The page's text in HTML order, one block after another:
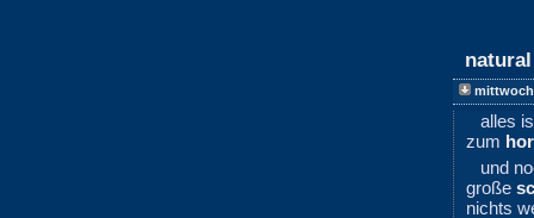
mittwoch
alles
zum
und
große
nichts